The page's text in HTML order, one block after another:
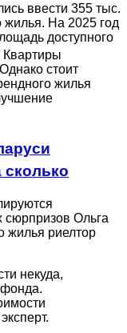
ввести 355 тыс.
жилья. На 2025 год
доступного
Квартиры
стоит
жилья
сколько
сюрпризов Ольга
жилья риелтор
некуда,